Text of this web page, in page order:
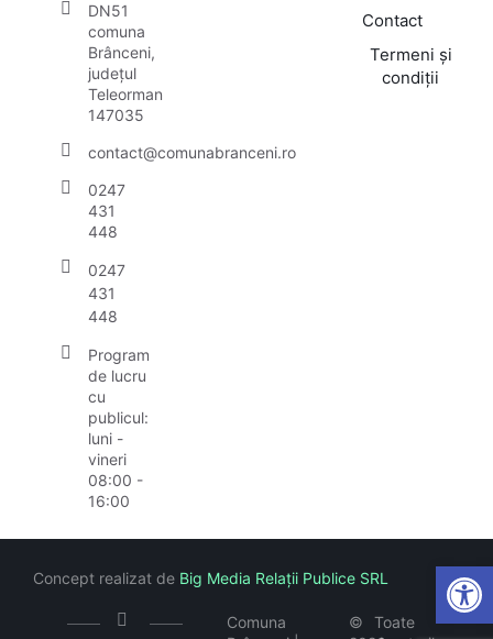
DN51
comuna
Brânceni,
județul
Teleorman
147035
contact@comunabranceni.ro
0247
431
448
0247
431
448
Program
de lucru
cu
publicul:
luni -
vineri
08:00 -
16:00
Contact
Termeni și
condiții
Comuna
©
Toate
Concept realizat de Big Media Relații Publice SRL